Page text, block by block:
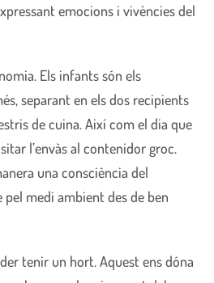
emocions i vivències del
Els infants són els
separant en els dos recipients
de cuina. Així com el dia que
l’envàs al contenidor groc.
una consciència del
medi ambient des de ben
tenir un hort. Aquest ens dóna